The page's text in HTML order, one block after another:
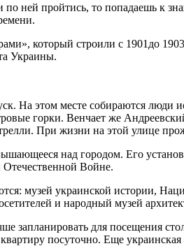
ней пройтись, то попадаешь к
который строили с 1901до
Украины.
На этом месте собираются
горки. Венчает же
При жизни на этой улице
над городом. Его
Войне.
музей украинской истории,
и народный музей
запланировать для посещения
посуточно. Еще